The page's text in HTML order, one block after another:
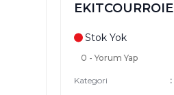
EKITCOURROIE
Stok Yok
0 - Yorum Yap
Kategori